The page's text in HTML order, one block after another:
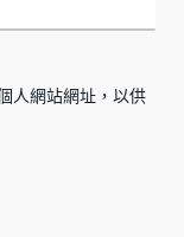
人網站網址，以供